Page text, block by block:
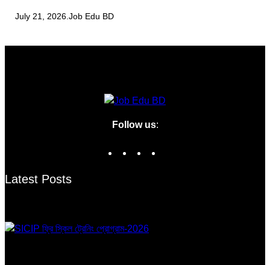
July 21, 2026 .Job Edu BD
Follow us:
Latest Posts